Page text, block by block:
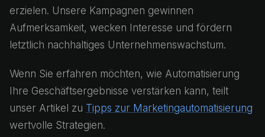
erzielen. Unsere Kampagnen gewinnen
Aufmerksamkeit, wecken Interesse und fördern
letztlich nachhaltiges Unternehmenswachstum.
Wenn Sie erfahren möchten, wie Automatisierung
Ihre Geschäftsergebnisse verstärken kann, teilt
unser Artikel zu Tipps zur Marketingautomatisierung
wertvolle Strategien.